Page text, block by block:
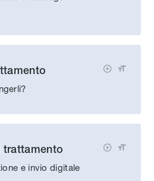
 
trattamento
e invio digitale
 